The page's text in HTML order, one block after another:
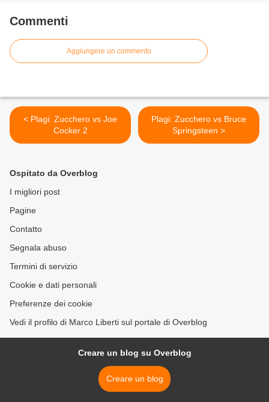
Commenti
Aggiungere un commento
< Plagi: Zucchero vs Joe
Cocker 2
Plagi: Zucchero vs Bruce
Springsteen >
Ospitato da Overblog
I migliori post
Pagine
Contatto
Segnala abuso
Termini di servizio
Cookie e dati personali
Preferenze dei cookie
Vedi il profilo di Marco Liberti sul portale di Overblog
Creare un blog su Overblog
Creare un blog